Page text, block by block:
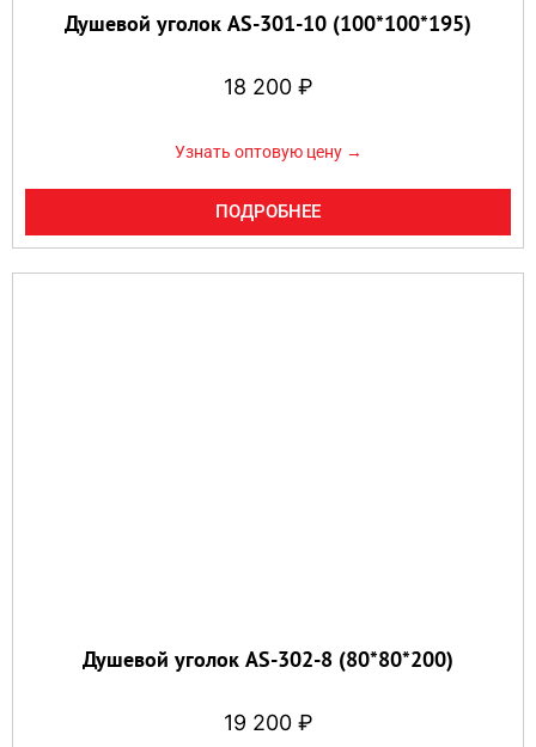
Душевой уголок AS-301-10 (100*100*195)
18 200 ₽
Узнать оптовую цену →
ПОДРОБНЕЕ
Душевой уголок AS-302-8 (80*80*200)
19 200 ₽